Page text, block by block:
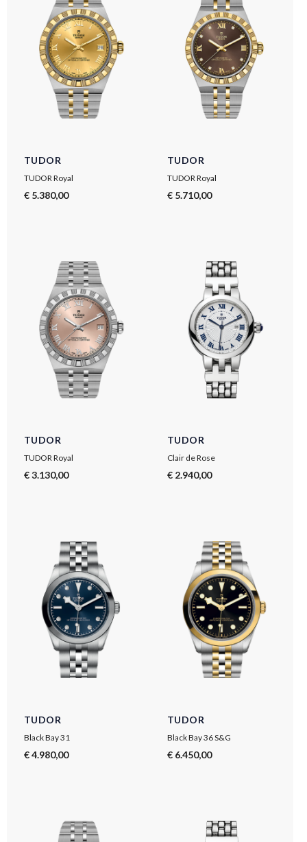
TUDOR
TUDOR Royal
€ 5.380,00
TUDOR
TUDOR Royal
€ 5.710,00
TUDOR
TUDOR Royal
€ 3.130,00
TUDOR
Clair de Rose
€ 2.940,00
TUDOR
Black Bay 31
€ 4.980,00
TUDOR
Black Bay 36 S&G
€ 6.450,00